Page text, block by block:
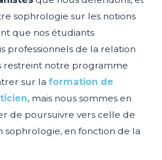
sophrologie sur les notions
que nos étudiants
professionnels de la relation
restreint notre programme
sur la formation de
, mais nous sommes en
de poursuivre vers celle de
sophrologie, en fonction de la